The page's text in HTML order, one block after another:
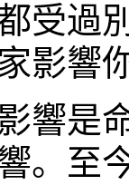
受過
影響
響是
。至